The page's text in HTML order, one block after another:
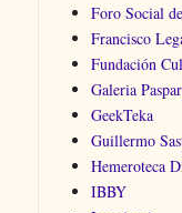
Foro Social
Francisco
Fundación
Galeria
GeekTeka
Guillermo
Hemeroteca
IBBY